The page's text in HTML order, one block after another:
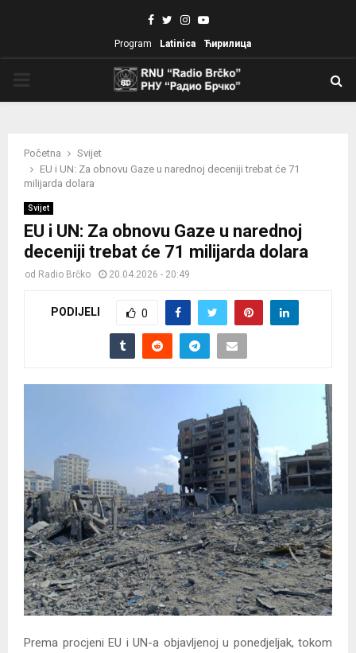
Facebook
TwitterInstagram
Youtube
Program Latinica Ћирилица
Početna
Svijet
EU i UN: Za obnovu Gaze u narednoj deceniji trebat će 71
milijarda dolara
Svijet
EU i UN: Za obnovu Gaze u narednoj
deceniji trebat će 71 milijarda dolara
od Radio Brčko 20.04.2026 - 20:49
PODIJELI 0
Prema procjeni EU i UN-a objavljenoj u ponedjeljak, tokom